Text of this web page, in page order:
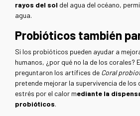
rayos del sol del agua del océano,
agua.
Probióticos también
Si los probióticos pueden ayudar a
humanos, ¿por qué no la de los corales?
preguntaron los artífices de Coral
pretende mejorar la supervivencia de los
estrés por el calor mediante la
probióticos.